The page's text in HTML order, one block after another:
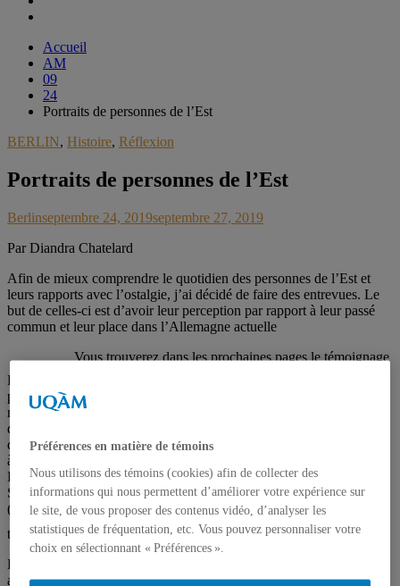
Accueil
AM
09
24
Portraits de personnes de l’Est
BERLIN, Histoire, Réflexion
Portraits de personnes de l’Est
Berlinseptembre 24, 2019septembre 27, 2019
Par Diandra Chatelard
Afin de mieux comprendre le quotidien des personnes de l’Est et
leurs rapports avec l’ostalgie, j’ai décidé de faire des entrevues. Le
but de celles-ci est d’avoir leur perception par rapport à leur passé
commun et leur place dans l’Allemagne actuelle
Photo
prise au
mémorial
du mur
de Berlin
à
Bernauer
StraBe
(Berlin)
Vous trouverez dans les prochaines pages le témoignage
aléatoire. Pour ce faire, j’ai créé un questionnaire
n’aimaient pas dans le régime et surtout ce qui leur
manque et qui peut les rendre « ostalgiques ». Les
entrevues ont été faites en français ou en allemand et
sont d’une durée de sept à quinze minutes. Des photos
ont également été prise afin d’accompagner les
témoignages d’images.
La première personne interviewée est un Allemand de l’Est,
aujourd’hui responsable d’un supermarché LIDL.
Préférences en matière de témoins
Nous utilisons des témoins (cookies) afin de collecter des
informations qui nous permettent d’améliorer votre expérience sur
le site, de vous proposer des contenus vidéo, d’analyser les
statistiques de fréquentation, etc. Vous pouvez personnaliser votre
choix en sélectionnant « Préférences ».